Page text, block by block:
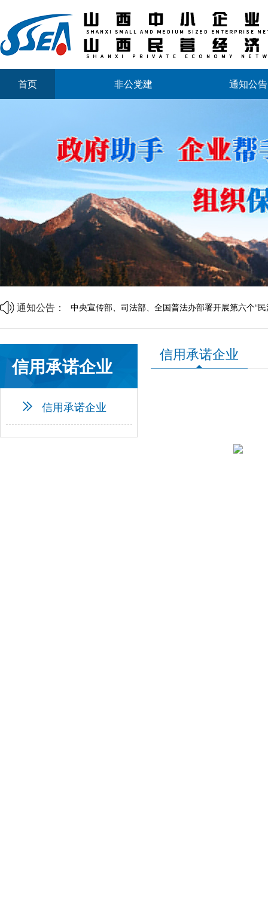
首页 非公党建 通知公告
通知公告：
山西省中小企业发展促进会2026年劳动节放假通知
山西省中小企业发展促进会财税专业委员会成立大会
中央宣传部、司法部、全国普法办部署开展第六个“
企帮商学院 · 企业家读书会第二期邀请函
山西省中小企业发展促进会2026年劳动节放假通知
山西省中小企业发展促进会财税专业委员会成立大会
信用承诺企业
信用承诺企业
信用承诺企业